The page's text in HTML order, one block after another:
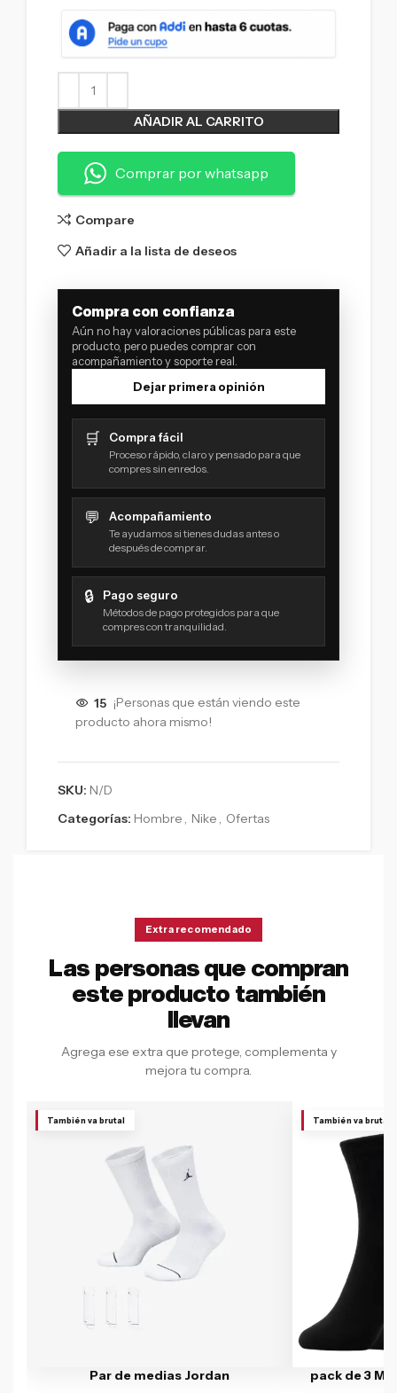
AÑADIR AL CARRITO
Comprar por whatsapp
Compare
Añadir a la lista de deseos
Compra con confianza
Aún no hay valoraciones públicas para este
producto, pero puedes comprar con
acompañamiento y soporte real.
Dejar primera opinión
🛒 Compra fácil
Proceso rápido, claro y pensado para que
compres sin enredos.
💬 Acompañamiento
Te ayudamos si tienes dudas antes o
después de comprar.
🔒 Pago seguro
Métodos de pago protegidos para que
compres con tranquilidad.
15 ¡Personas que están viendo este
producto ahora mismo!
SKU: N/D
Categorías: Hombre , Nike , Ofertas
Extra recomendado
Las personas que compran
este producto también
llevan
Agrega ese extra que protege, complementa y
mejora tu compra.
También va brutal
Par de medias Jordan
También va brutal
pack de 3